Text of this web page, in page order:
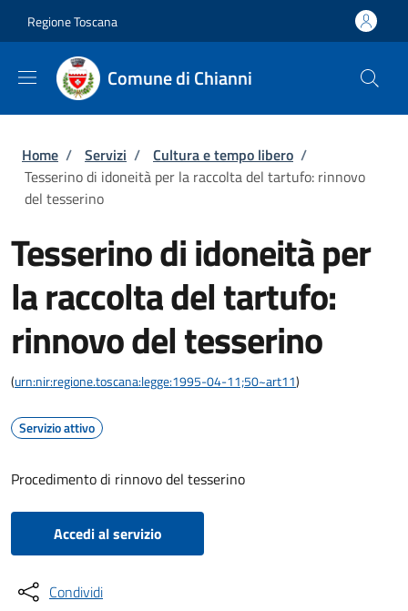
Regione Toscana
Comune di Chianni
Briciole di pane
Home / Servizi / Cultura e tempo libero /
Tesserino di idoneità per la raccolta del tartufo: rinnovo
del tesserino
Tesserino di idoneità per
la raccolta del tartufo:
rinnovo del tesserino
(urn:nir:regione.toscana:legge:1995-04-11;50~art11)
Servizio attivo
Procedimento di rinnovo del tesserino
Accedi al servizio
Condividi